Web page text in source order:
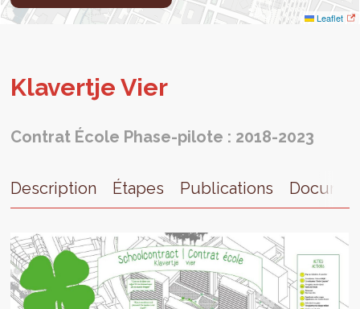
Leaflet
Kla­vertje Vier
Contrat École Phase-pilote : 2018-2023
Description Étapes Publications